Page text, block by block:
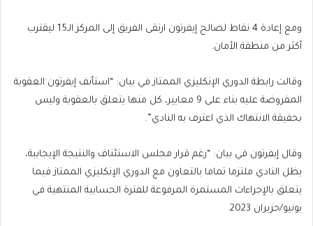
ومع إعادة 4 نقاط لصالح إيفرتون ارتقى الفريق إلى المركز الـ15 ليقترب
أكثر من منطقة الأمان.
وقالت رابطة الدوري الإنكليزي الممتاز في بيان: “استأنف إيفرتون العقوبة
المفروضة عليه بناء على 9 معايير، كل منها يتعلق بالعقوبة وليس
بحقيقة الانتهاك الذي اعترف به النادي”.
وقال إيفرتون في بيان: “رغم قرار مجلس الاستئناف والنتيجة الإيجابية،
يظل النادي ملتزما تماما بالتعاون مع الدوري الإنكليزي الممتاز فيما
يتعلق بالإجراءات المستمرة المرفوعة للفترة الحسابية المنتهية في
يونيو/حزيران 2023.